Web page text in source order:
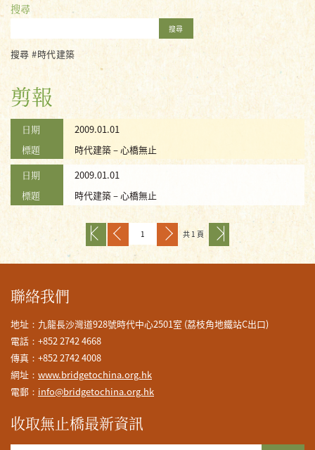
搜尋
搜尋
搜尋 #時代建築
剪報
日期
2009.01.01
標題
時代建築 – 心橋無止
日期
2009.01.01
標題
時代建築 – 心橋無止
共 1 頁
聯絡我們
地址：九龍長沙灣道928號時代中心2501室 (荔枝角地鐵站C出口)
電話：+852 2742 4668
傳真：+852 2742 4008
網址： www.bridgetochina.org.hk
電郵： info@bridgetochina.org.hk
收取無止橋最新資訊